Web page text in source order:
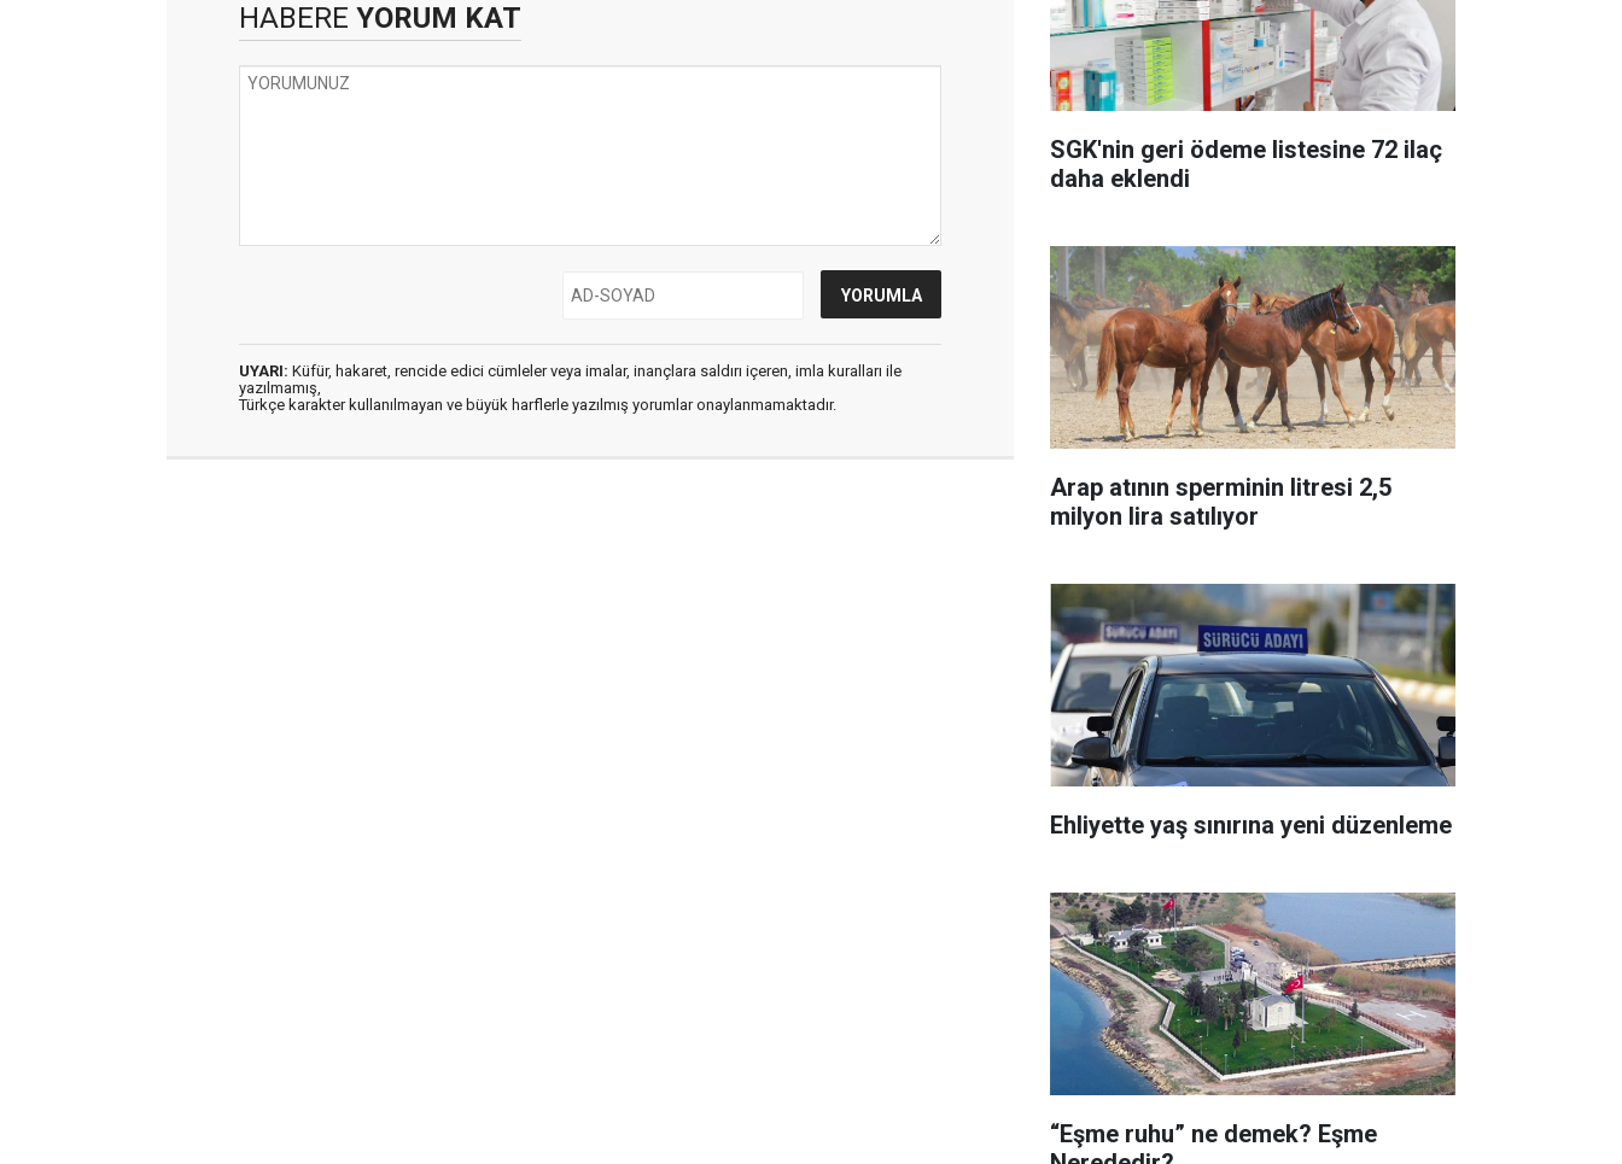
HABERE YORUM KAT
UYARI: Küfür, hakaret, rencide edici cümleler veya imalar, inançlara saldırı içeren, imla kuralları ile
yazılmamış,
Türkçe karakter kullanılmayan ve büyük harflerle yazılmış yorumlar onaylanmamaktadır.
SGK'nin geri ödeme listesine 72 ilaç
daha eklendi
Arap atının sperminin litresi 2,5
milyon lira satılıyor
Ehliyette yaş sınırına yeni düzenleme
“Eşme ruhu” ne demek? Eşme